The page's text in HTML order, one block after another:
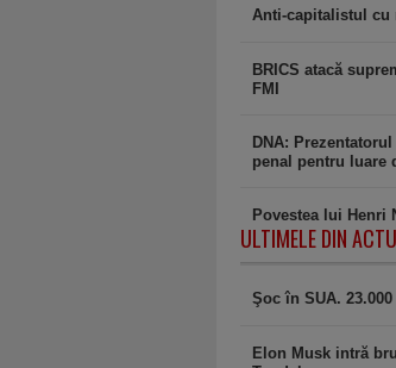
Anti-capitalistul cu
BRICS atacă
FMI
DNA:
penal pentru luare
Povestea lui Henri
ULTIMELE DIN
Şoc în SUA.
Elon Musk intră